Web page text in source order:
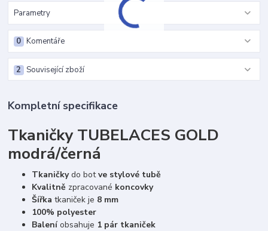
Parametry
Komentáře
0
Související zboží
2
Kompletní specifikace
Tkaničky TUBELACES GOLD
modrá/černá
Tkaničkydo botve stylové tubě
Kvalitně zpracované koncovky
Šířkatkaniček je 8 mm
100% polyester
Baleníobsahuje 1 pár tkaniček